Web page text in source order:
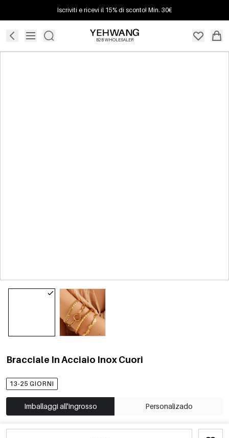
Iscriviti e ricevi il 15% di sconto! Min. 30€
B2B WHOLESALER
Bracciale In Acciaio Inox Cuori
13-25 GIORNI
Imballaggi all'ingrosso Personalizado